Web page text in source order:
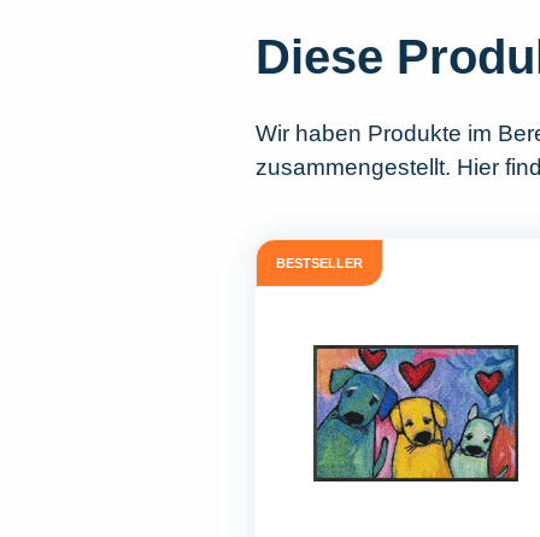
Diese
Wir haben Produkte im
zusammengestellt. Hier
BESTSELLER